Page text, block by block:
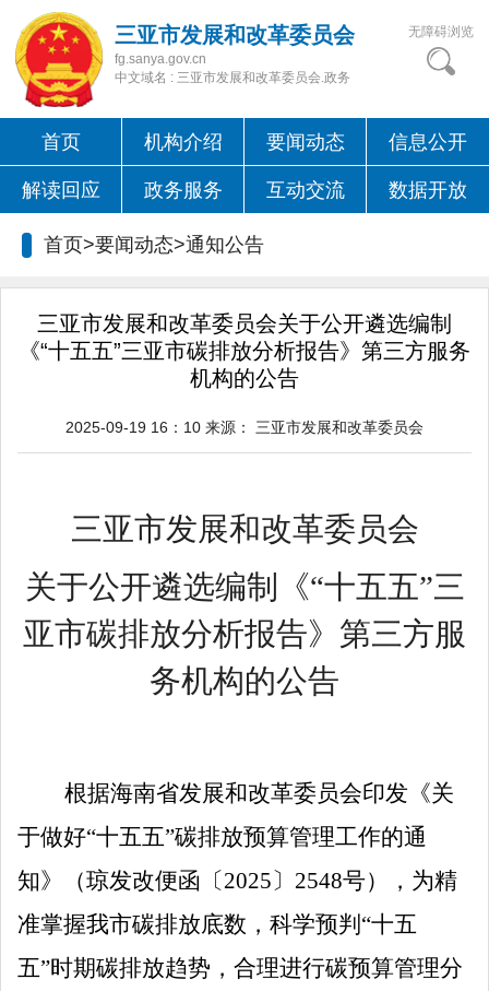
三亚市发展和改革委员会
fg.sanya.gov.cn
中文域名 : 三亚市发展和改革委员会.政务
无障碍浏览
首页 机构介绍 要闻动态 信息公开
解读回应 政务服务 互动交流 数据开放
首页>要闻动态>通知公告
三亚市发展和改革委员会关于公开遴选编制
《“十五五”三亚市碳排放分析报告》第三方服务
机构的公告
2025-09-19 16：10 来源： 三亚市发展和改革委员会
三亚市发展和改革委员会
关于公开遴选编制《“十五五”三
亚市碳排放分析报告》 第三方服
务机构的公告
根据海南省发展和改革委员会印发《关
于做好“十五五”碳排放预算管理工作的通
知》
（琼发改便函〔2025〕 2548号） ， 为精
准掌握我市碳排放底数，科学预判 “十五
五”时期碳排放趋势， 合理进行碳预算管理分